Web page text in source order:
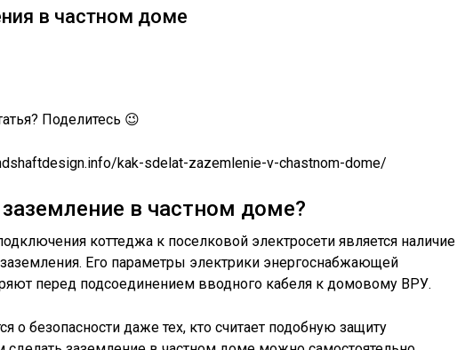
в частном доме
Поделитесь 😉
kak-sdelat-zazemlenie-v-chastnom-dome/
в частном доме?
коттеджа к поселковой электросети является наличие
заземления. Его параметры электрики энергоснабжающей
перед подсоединением вводного кабеля к домовому ВРУ.
о безопасности даже тех, кто считает подобную защиту